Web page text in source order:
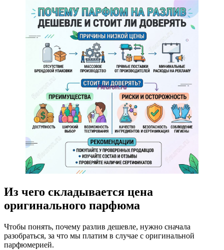
Из чего складывается цена
оригинального парфюма
Чтобы понять, почему разлив дешевле, нужно сначала
разобраться, за что мы платим в случае с оригинальной
парфюмерией.